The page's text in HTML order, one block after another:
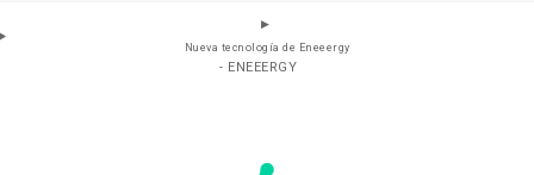
Nueva tecnología de Eneeergy
- ENEEERGY